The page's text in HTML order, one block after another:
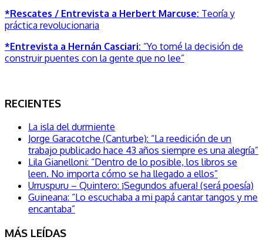
*Rescates / Entrevista a Herbert Marcuse: Teoría y
práctica revolucionaria
*Entrevista a Hernán Casciari: “Yo tomé la decisión de
construir puentes con la gente que no lee”
RECIENTES
La isla del durmiente
Jorge Garacotche (Canturbe): “La reedición de un
trabajo publicado hace 43 años siempre es una alegría”
Lila Gianelloni: “Dentro de lo posible, los libros se
leen. No importa cómo se ha llegado a ellos”
Urruspuru – Quintero: ¡Segundos afuera! (será poesía)
Guineana: “Lo escuchaba a mi papá cantar tangos y me
encantaba”
MÁS LEÍDAS